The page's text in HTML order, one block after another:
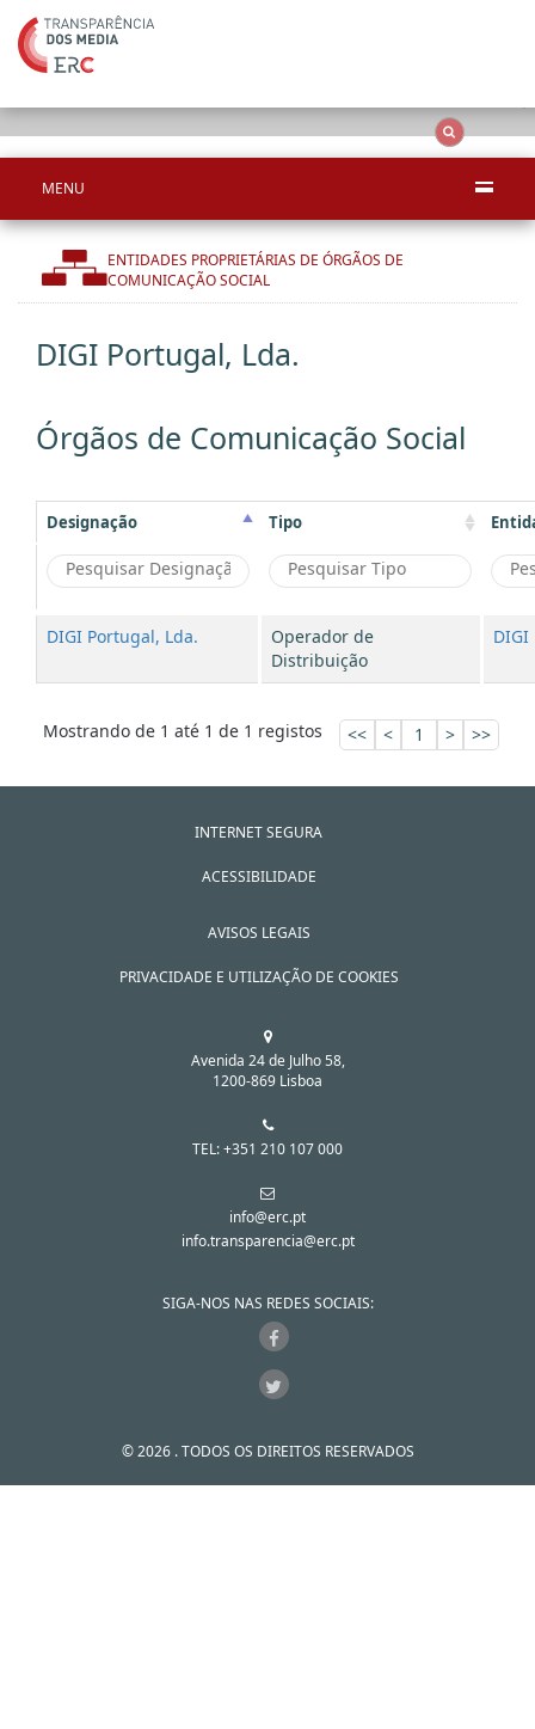
MENU
ENTIDADES PROPRIETÁRIAS DE ÓRGÃOS DE
COMUNICAÇÃO SOCIAL
DIGI Portugal, Lda.
Órgãos de Comunicação Social
Designação Tipo
DIGI Portugal, Lda.
Operador de
Distribuição
DIGI
Mostrando de 1 até 1 de 1 registos << < 1 > >>
INTERNET SEGURA
ACESSIBILIDADE
AVISOS LEGAIS
PRIVACIDADE E UTILIZAÇÃO DE COOKIES
Avenida 24 de Julho 58,
1200-869 Lisboa
TEL: +351 210 107 000
info@erc.pt
info.transparencia@erc.pt
SIGA-NOS NAS REDES SOCIAIS:
© 2026 . TODOS OS DIREITOS RESERVADOS